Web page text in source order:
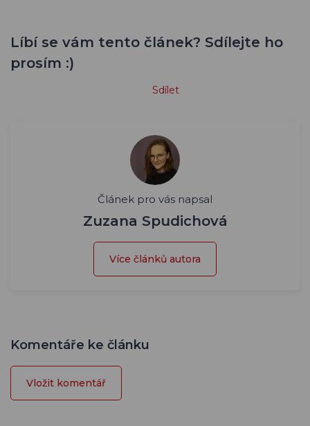
Líbí se vám tento článek? Sdílejte ho
prosím :)
Sdílet
Článek pro vás napsal
Zuzana Spudichová
Více článků autora
Komentáře ke článku
Vložit komentář